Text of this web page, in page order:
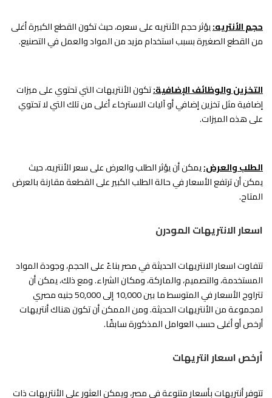
حجم الأنتريه:يؤثر حجم الأنتريه على سعره، حيث تكون القطع الكبيرة أغلى
من القطع الصغيرة بسبب استخدام مزيد من المواد والعمل في التصنيع.
التخزين والوظائف الإضافية:تكون الأنتريهات التي تحتوي على ميزات
إضافية مثل تخزين إضافي أو آليات الاسترخاء أغلى من تلك التي لا تحتوي
على هذه الميزات.
الطلب والعرض:يمكن أن يؤثر الطلب والعرض على سعر الأنتريه، حيث
يمكن أن ترتفع الأسعار في حالة الطلب الكبير على القطعة مقارنة بالعرض
المتاح.
اسعار الانتريهات المودرن
تتفاوت اسعار الانتريهات الحديثة في مصر بناءً على الحجم، وجودة المواد
المستخدمة، والتصميم، والماركة، ومكان الشراء. ومع ذلك، يمكن أن
تتراوح الأسعار في المتوسط ​​ما بين 10,000 إلى 50,000 جنيه مصري
لمجموعة من الأنتريهات الحديثة. ومن الممكن أن تكون هناك أنتريهات
أرخص أو أغلى حسب العوامل المذكورة سابقًا.
أرخص اسعار انتريهات
تتوفر أنتريهات بأسعار متنوعة في مصر، ويمكن العثور على الأنتريهات ذات